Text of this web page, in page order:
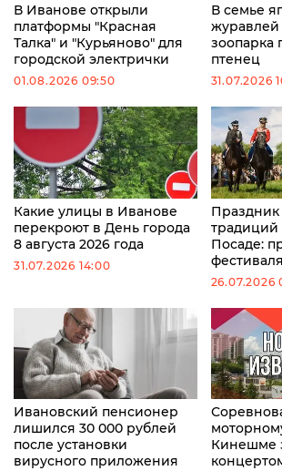
В Иванове открыли
платформы "Красная
Талка" и "Курьяново" для
городской электрички
01.08.2026 09:50
В семье
журавлей
зоопарка
птенец
31.07.2026
Какие улицы в Иванове
перекроют в День города
8 августа 2026 года
31.07.2026 14:00
Праздник
традиций
Посаде:
26.07.2026
Ивановский пенсионер
лишился 30 000 рублей
после установки
вирусного приложения
Кинешме